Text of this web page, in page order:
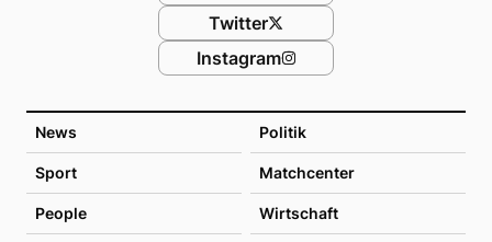
News Politik
Sport Matchcenter
People Wirtschaft
Twitter
Instagram